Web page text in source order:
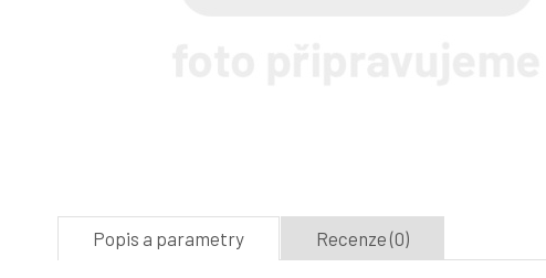
Popis a parametry Recenze (0)